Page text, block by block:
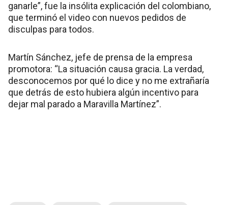
ganarle”, fue la insólita explicación del colombiano,
que terminó el video con nuevos pedidos de
disculpas para todos.
Martín Sánchez, jefe de prensa de la empresa
promotora: “La situación causa gracia. La verdad,
desconocemos por qué lo dice y no me extrañaría
que detrás de esto hubiera algún incentivo para
dejar mal parado a Maravilla Martínez”.